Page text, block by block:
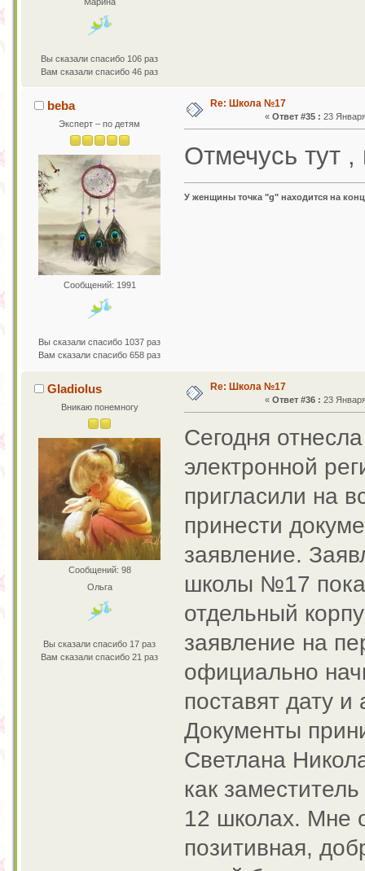
Вы сказали спасибо 106 раз
Вам сказали спасибо 46 раз
beba
Эксперт – по детям
Сообщений: 1991
Вы сказали спасибо 1037 раз
Вам сказали спасибо 658 раз
Re: Школа №17
« Ответ #35 : 23
Отмечусь тут
У женщины точка "g" находится на
Gladiolus
Вникаю понемногу
Сообщений: 98
Ольга
Вы сказали спасибо 17 раз
Вам сказали спасибо 21 раз
Re: Школа №17
« Ответ #36 : 23
Сегодня
электронной
пригласили на
принести
заявление.
школы №17 пока
отдельный
заявление на
официально
поставят дату
Документы
Светлана
как
12 школах. Мне
позитивная,